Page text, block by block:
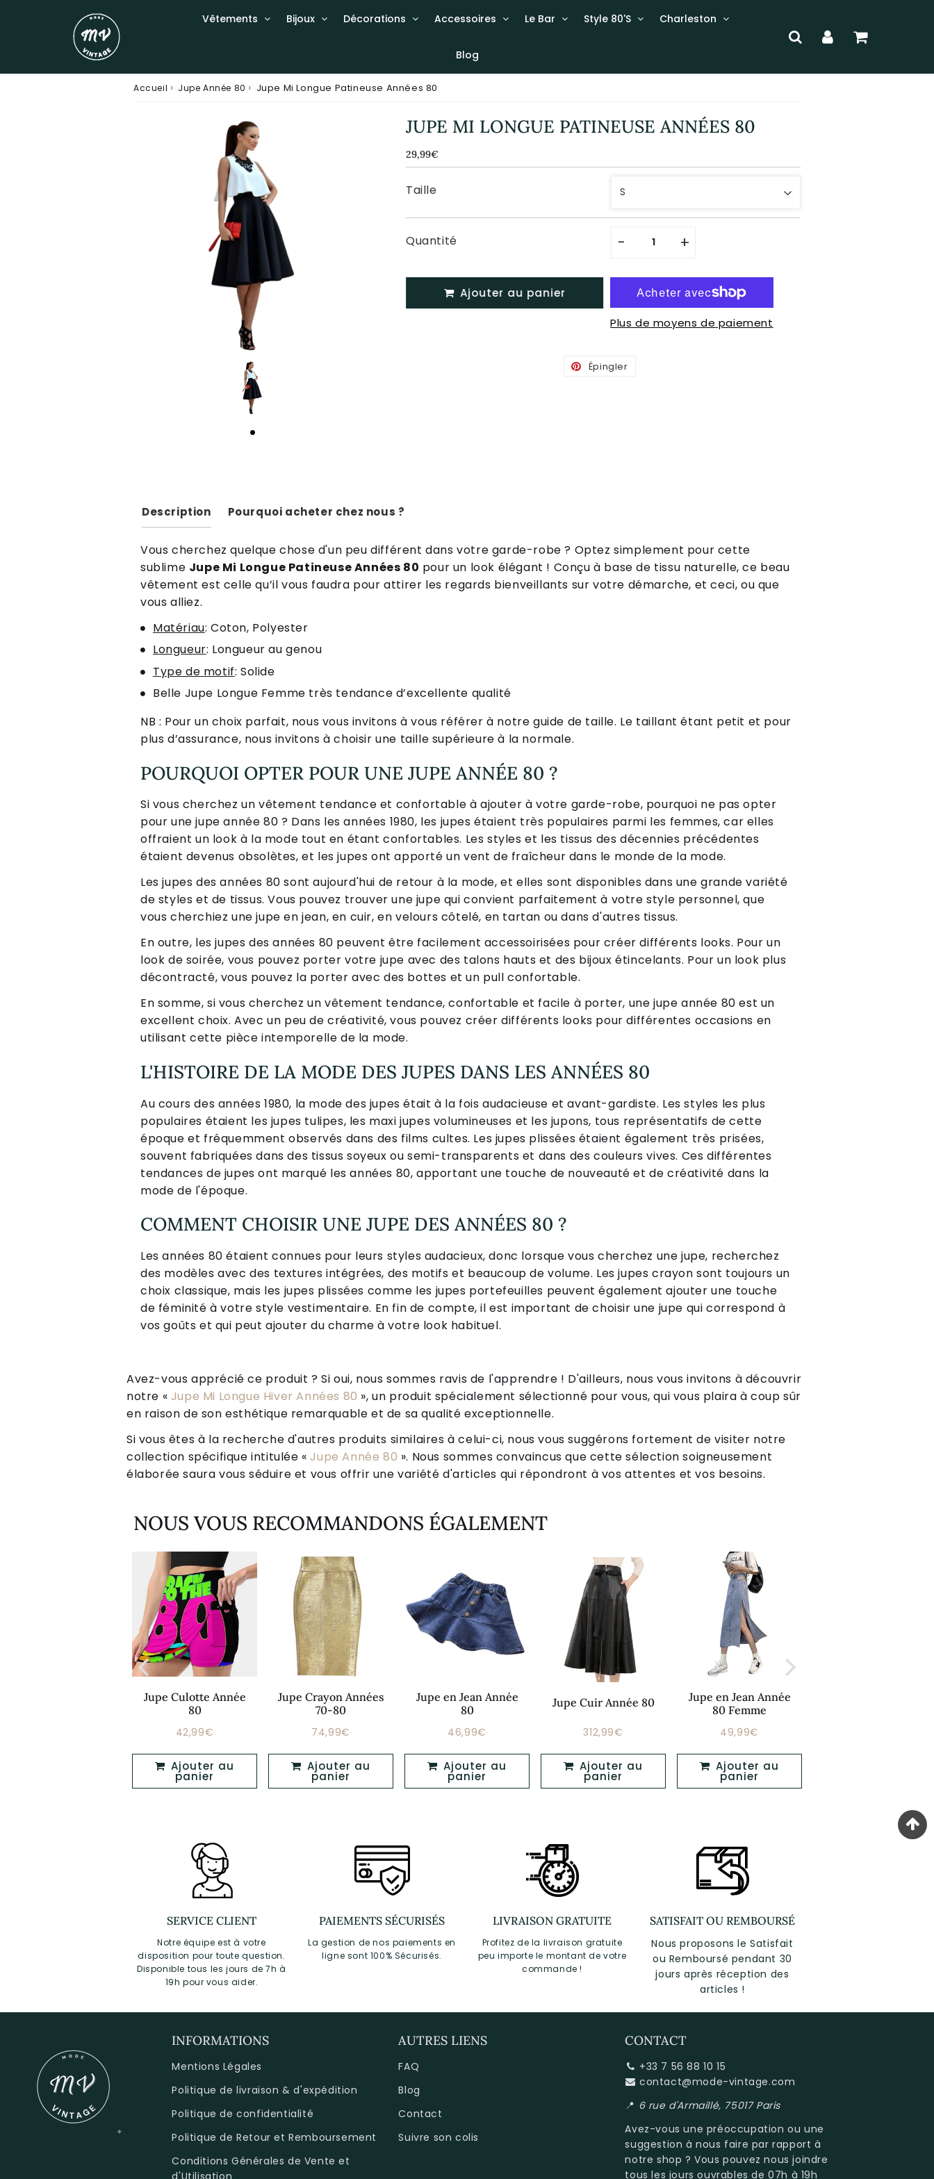
Vêtements Bijoux Décorations Accessoires Le Bar Style 80'S Charleston
Blog
Accueil › Jupe Année 80 › Jupe Mi Longue Patineuse Années 80
JUPE MI LONGUE PATINEUSE ANNÉES 80
29,99€
Taille
Quantité - +
Ajouter au panier
Plus de moyens de paiement
Épingler
Description Pourquoi acheter chez nous ?
Vous cherchez quelque chose d'un peu différent dans votre garde-robe ? Optez simplement pour cette
sublime Jupe Mi Longue Patineuse Années 80 pour un look élégant ! Conçu à base de tissu naturelle, ce beau
vêtement est celle qu’il vous faudra pour attirer les regards bienveillants sur votre démarche, et ceci, ou que
vous alliez.
Matériau: Coton, Polyester
Longueur: Longueur au genou
Type de motif: Solide
Belle Jupe Longue Femme très tendance d’excellente qualité
NB : Pour un choix parfait, nous vous invitons à vous référer à notre guide de taille. Le taillant étant petit et pour
plus d’assurance, nous invitons à choisir une taille supérieure à la normale.
POURQUOI OPTER POUR UNE JUPE ANNÉE 80 ?
Si vous cherchez un vêtement tendance et confortable à ajouter à votre garde-robe, pourquoi ne pas opter
pour une jupe année 80 ? Dans les années 1980, les jupes étaient très populaires parmi les femmes, car elles
offraient un look à la mode tout en étant confortables. Les styles et les tissus des décennies précédentes
étaient devenus obsolètes, et les jupes ont apporté un vent de fraîcheur dans le monde de la mode.
Les jupes des années 80 sont aujourd'hui de retour à la mode, et elles sont disponibles dans une grande variété
de styles et de tissus. Vous pouvez trouver une jupe qui convient parfaitement à votre style personnel, que
vous cherchiez une jupe en jean, en cuir, en velours côtelé, en tartan ou dans d'autres tissus.
En outre, les jupes des années 80 peuvent être facilement accessoirisées pour créer différents looks. Pour un
look de soirée, vous pouvez porter votre jupe avec des talons hauts et des bijoux étincelants. Pour un look plus
décontracté, vous pouvez la porter avec des bottes et un pull confortable.
En somme, si vous cherchez un vêtement tendance, confortable et facile à porter, une jupe année 80 est un
excellent choix. Avec un peu de créativité, vous pouvez créer différents looks pour différentes occasions en
utilisant cette pièce intemporelle de la mode.
L'HISTOIRE DE LA MODE DES JUPES DANS LES ANNÉES 80
Au cours des années 1980, la mode des jupes était à la fois audacieuse et avant-gardiste. Les styles les plus
populaires étaient les jupes tulipes, les maxi jupes volumineuses et les jupons, tous représentatifs de cette
époque et fréquemment observés dans des films cultes. Les jupes plissées étaient également très prisées,
souvent fabriquées dans des tissus soyeux ou semi-transparents et dans des couleurs vives. Ces différentes
tendances de jupes ont marqué les années 80, apportant une touche de nouveauté et de créativité dans la
mode de l'époque.
COMMENT CHOISIR UNE JUPE DES ANNÉES 80 ?
Les années 80 étaient connues pour leurs styles audacieux, donc lorsque vous cherchez une jupe, recherchez
des modèles avec des textures intégrées, des motifs et beaucoup de volume. Les jupes crayon sont toujours un
choix classique, mais les jupes plissées comme les jupes portefeuilles peuvent également ajouter une touche
de féminité à votre style vestimentaire. En fin de compte, il est important de choisir une jupe qui correspond à
vos goûts et qui peut ajouter du charme à votre look habituel.
Avez-vous apprécié ce produit ? Si oui, nous sommes ravis de l'apprendre ! D'ailleurs, nous vous invitons à découvrir
notre « Jupe Mi Longue Hiver Années 80 », un produit spécialement sélectionné pour vous, qui vous plaira à coup sûr
en raison de son esthétique remarquable et de sa qualité exceptionnelle.
Si vous êtes à la recherche d'autres produits similaires à celui-ci, nous vous suggérons fortement de visiter notre
collection spécifique intitulée «Jupe Année 80 ». Nous sommes convaincus que cette sélection soigneusement
élaborée saura vous séduire et vous offrir une variété d'articles qui répondront à vos attentes et vos besoins.
NOUS VOUS RECOMMANDONS ÉGALEMENT
Jupe Culotte Année
80
Prix
42,99€
panier
Jupe Crayon Années
70-80
Prix
74,99€
panier
Jupe en Jean Année
80
Prix
46,99€
panier
Jupe Cuir Année 80
Prix
312,99€
panier
Jupe en Jean Année
80 Femme
Prix
49,99€
panier
SERVICE CLIENT
Notre équipe est à votre
disposition pour toute question.
Disponible tous les jours de 7h à
19h pour vous aider.
PAIEMENTS SÉCURISÉS
La gestion de nos paiements en
ligne sont 100% Sécurisés.
LIVRAISON GRATUITE
Profitez de la livraison gratuite
peu importe le montant de votre
commande !
SATISFAIT OU REMBOURSÉ
Nous proposons le Satisfait
ou Remboursé pendant 30
jours après réception des
articles !
INFORMATIONS
Mentions Légales
Politique de livraison & d'expédition
Politique de confidentialité
Politique de Retour et Remboursement
Conditions Générales de Vente et
d'Utilisation
AUTRES LIENS
FAQ
Blog
Contact
Suivre son colis
CONTACT
+33 7 56 88 10 15
contact@mode-vintage.com
📍 6 rue d'Armaillé, 75017 Paris
Avez-vous une préoccupation ou une
suggestion à nous faire par rapport à
notre shop ? Vous pouvez nous joindre
tous les jours ouvrables de 07h à 19h